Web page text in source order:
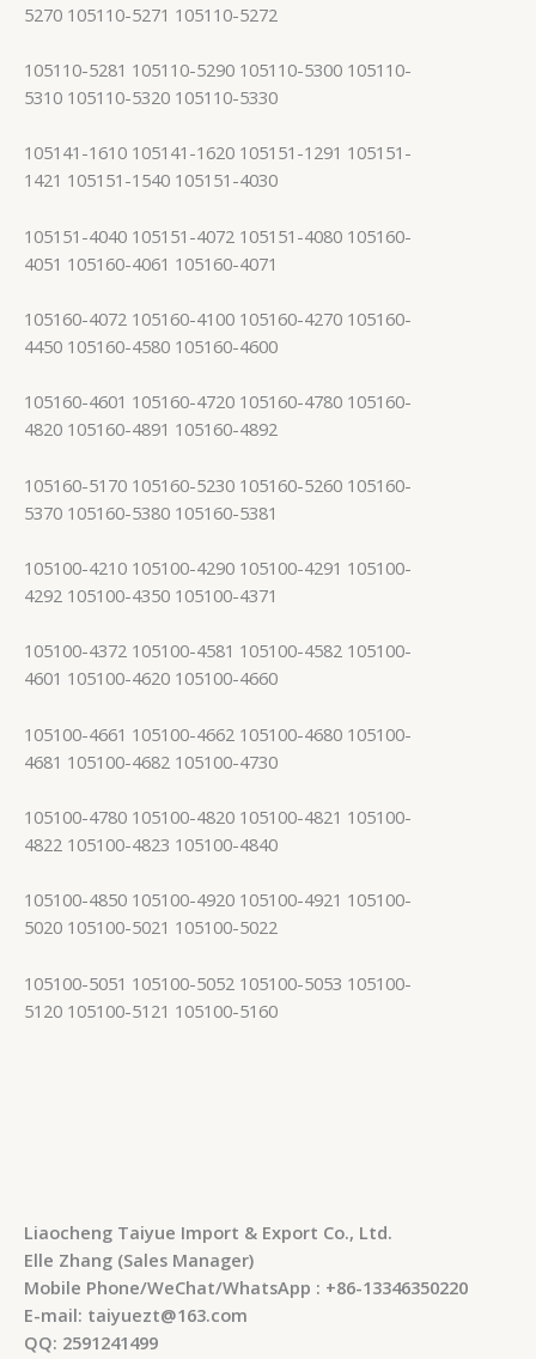
5270 105110-5271 105110-5272
105110-5281 105110-5290 105110-5300 105110-
5310 105110-5320 105110-5330
105141-1610 105141-1620 105151-1291 105151-
1421 105151-1540 105151-4030
105151-4040 105151-4072 105151-4080 105160-
4051 105160-4061 105160-4071
105160-4072 105160-4100 105160-4270 105160-
4450 105160-4580 105160-4600
105160-4601 105160-4720 105160-4780 105160-
4820 105160-4891 105160-4892
105160-5170 105160-5230 105160-5260 105160-
5370 105160-5380 105160-5381
105100-4210 105100-4290 105100-4291 105100-
4292 105100-4350 105100-4371
105100-4372 105100-4581 105100-4582 105100-
4601 105100-4620 105100-4660
105100-4661 105100-4662 105100-4680 105100-
4681 105100-4682 105100-4730
105100-4780 105100-4820 105100-4821 105100-
4822 105100-4823 105100-4840
105100-4850 105100-4920 105100-4921 105100-
5020 105100-5021 105100-5022
105100-5051 105100-5052 105100-5053 105100-
5120 105100-5121 105100-5160
Liaocheng Taiyue Import & Export Co., Ltd.
Elle Zhang (Sales Manager)
Mobile Phone/WeChat/WhatsApp : +86-13346350220
E-mail: taiyuezt@163.com
QQ: 2591241499